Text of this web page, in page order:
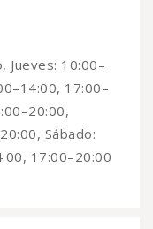
Jueves: 10:00–
17:00–
Sábado:
17:00–20:00